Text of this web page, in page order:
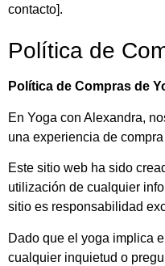
contacto].
Política de
Política de Compras de
En Yoga con Alexandra,
una experiencia de
Este sitio web ha sido
utilización de cualquier
sitio es responsabilidad
Dado que el yoga implica
cualquier inquietud o